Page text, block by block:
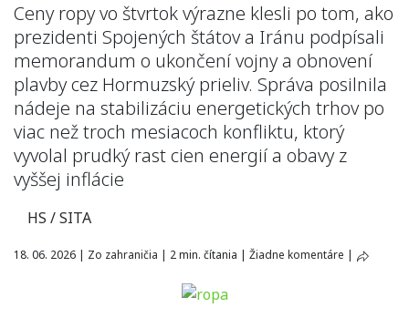
Ceny ropy vo štvrtok výrazne klesli po tom, ako
prezidenti Spojených štátov a Iránu podpísali
memorandum o ukončení vojny a obnovení
plavby cez Hormuzský prieliv. Správa posilnila
nádeje na stabilizáciu energetických trhov po
viac než troch mesiacoch konfliktu, ktorý
vyvolal prudký rast cien energií a obavy z
vyššej inflácie
HS / SITA
18. 06. 2026 | Zo zahraničia | 2 min. čítania | Žiadne komentáre |